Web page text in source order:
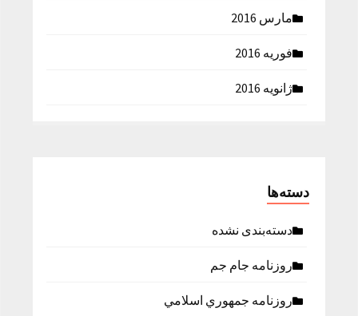
مارس 2016
فوریه 2016
ژانویه 2016
دسته‌ها
دسته‌بندی نشده
روزنامه جام جم
روزنامه جمهوري اسلامي